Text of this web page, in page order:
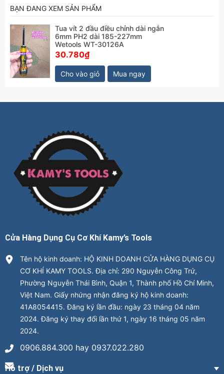
BẠN ĐANG XEM SẢN PHẨM
Tua vít 2 đầu điều chỉnh dài ngắn
6mm PH2 dài 185-227mm
Wetools WT-30126A
30.780₫
Cho vào giỏ Mua ngay
Cửa Hàng Dụng Cụ Cơ Khí Kamy’s Tools
Tên hộ kinh doanh: HỘ KINH DOANH CỬA HÀNG DỤNG CỤ
CƠ KHÍ KAMY TOOLS. Địa chỉ: 290 Nguyễn Công Trứ,
Phường Nguyễn Thái Bình, Quận 1, Thành phố Hồ Chí Minh,
Việt Nam. Giấy nhứng nhận đăng ký hộ kinh doanh:
41A8054415. Đăng ký lần đầu: ngày 23 tháng 04 năm
2024. Đăng ký thay đổi lần thứ 1, ngày 16 tháng 05 năm
2024.
0906.884.300 hay 0937.022.280
Hỗ trợ / Dịch vụ